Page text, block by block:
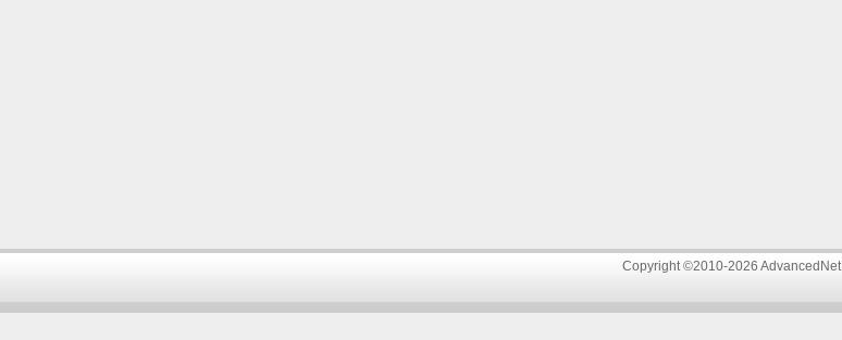
Copyright ©2010-2026 AdvancedNet